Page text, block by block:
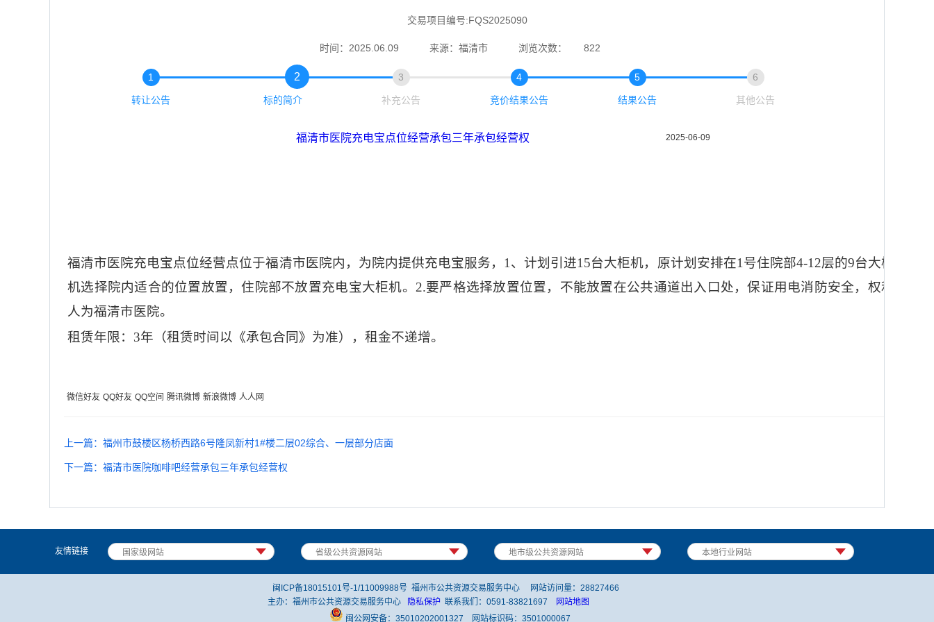
交易项目编号:FQS2025090
时间：2025.06.09 来源：福清市 浏览次数： 822
1
转让公告
2
标的简介
3
补充公告
4
竞价结果公告
5
结果公告
6
其他公告
福清市医院充电宝点位经营承包三年承包经营权 2025-06-09
福清市医院充电宝点位经营点位于福清市医院内，为 院内提供充电宝服务， 1、计划引进15台大柜机，原计划安排在1号住院部4-12层的9台大柜
机选择院内适合的位置放置，住院部不放置充电宝大柜机。2.要严格选择放置位置，不能放置在公共通道出入口处，保证用电消防安全，权利
人为福清市医院。
租赁年限： 3年（租赁时间以《承包合同》为准），租金不递增。
微信好友 QQ好友 QQ空间 腾讯微博 新浪微博 人人网
上一篇：福州市鼓楼区杨桥西路6号隆凤新村1#楼二层02综合、一层部分店面
下一篇：福清市医院咖啡吧经营承包三年承包经营权
友情链接
闽ICP备18015101号-1/11009988号福州市公共资源交易服务中心 网站访问量： 28827466
主办：福州市公共资源交易服务中心
隐私保护 联系我们：0591-83821697
网站地图
闽公网安备： 35010202001327 网站标识码：3501000067